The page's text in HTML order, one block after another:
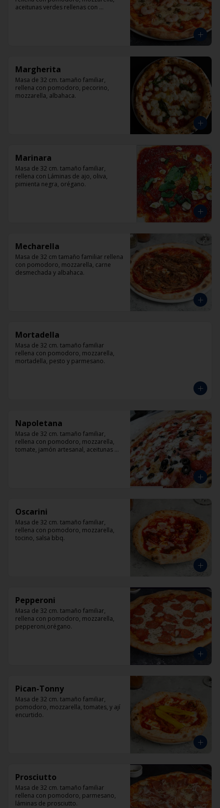
aceitunas verdes rellenas con
Margherita
Masa de 32 cm. tamaño familiar,
rellena con pomodoro, pecorino,
mozzarella, albahaca.
Marinara
Masa de 32 cm. tamaño familiar,
rellena con Láminas de ajo, oliva,
pimienta negra, orégano.
Mecharella
Masa de 32 cm tamaño familiar rellena
con pomodoro, mozzarella, carne
desmechada y albahaca.
Mortadella
Masa de 32 cm. tamaño familiar
rellena con pomodoro, mozzarella,
mortadella, pesto y parmesano.
Napoletana
Masa de 32 cm. tamaño familiar,
rellena con pomodoro, mozzarella,
tomate, jamón artesanal, aceitunas
Oscarini
Masa de 32 cm. tamaño familiar,
rellena con pomodoro, mozzarella,
tocino, salsa bbq.
Pepperoni
Masa de 32 cm. tamaño familiar,
rellena con pomodoro, mozzarella,
pepperoni,orégano.
Pican-Tonny
Masa de 32 cm. tamaño familiar,
pomodoro, mozzarella, tomates, y ají
encurtido.
Prosciutto
Masa de 32 cm. tamaño familiar
rellena con pomodoro, parmesano,
láminas de prosciutto.